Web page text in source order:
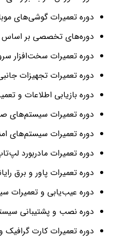
دوره تعمیرات گوشی‌های
دوره‌های تخصصی بر اساس
دوره تعمیرات سخت‌افزار
دوره تعمیرات تجهیزات
دوره بازیابی اطلاعات و
دوره تعمیرات سیستم‌های
دوره تعمیرات سیستم‌های
دوره تعمیرات مادربورد
دوره تعمیرات پاور و برق
دوره عیب‌یابی و تعمیرات
دوره نصب و پشتیبانی
دوره تعمیرات کارت گرافیک